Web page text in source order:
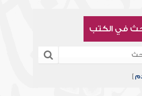
في الكتب
]